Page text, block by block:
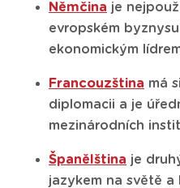
Němčina je
evropském
ekonomickým
Francouzština má
diplomacii a je
mezinárodních
Španělština je
jazykem na světě a